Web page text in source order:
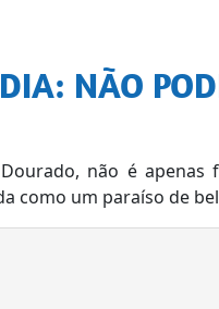
NÃO
não é
como um paraíso de